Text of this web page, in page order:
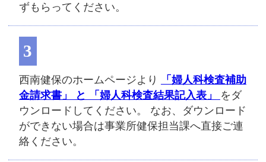
ずもらってください。
3
西南健保のホームページより
「婦人科検査補助
金請求書」 と 「婦人科検査結果記入表」
をダ
ウンロードしてください。 なお、ダウンロード
ができない場合は事業所健保担当課へ直接ご連
絡ください。